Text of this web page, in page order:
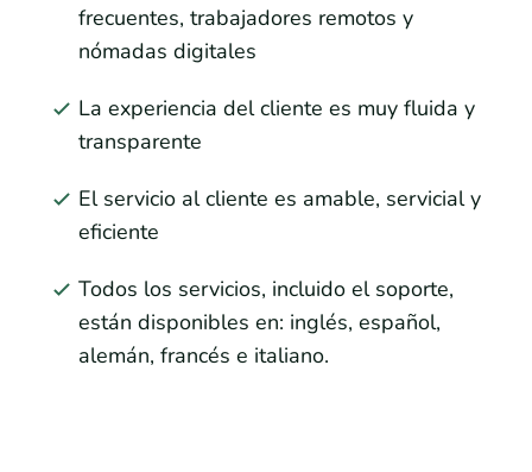
frecuentes, trabajadores remotos y
nómadas digitales
La experiencia del cliente es muy fluida y
transparente
El servicio al cliente es amable, servicial y
eficiente
Todos los servicios, incluido el soporte,
están disponibles en: inglés, español,
alemán, francés e italiano.